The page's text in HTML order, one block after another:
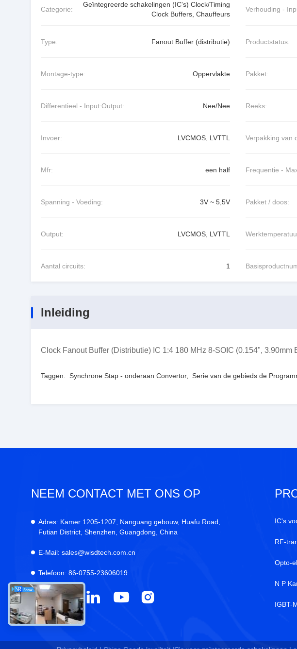
Categorie:
Geïntegreerde schakelingen (IC's) Clock/Timing
Clock Buffers, Chauffeurs
Verhouding -
Type: Fanout Buffer (distributie) Productstatus:
Montage-type: Oppervlakte Pakket:
Differentieel - Input:Output: Nee/Nee Reeks:
Invoer: LVCMOS, LVTTL Verpakking van
Mfr: een half Frequentie -
Spanning - Voeding: 3V ~ 5,5V Pakket / doos:
Output: LVCMOS, LVTTL
Aantal circuits: 1
Inleiding
Clock Fanout Buffer (Distributie) IC 1:4 180 MHz 8-SOIC (0.154", 3.90mm
Taggen: Synchrone Stap - onderaan Convertor, Serie van de gebieds de
NEEM CONTACT MET ONS OP
Adres: Kamer 1205-1207, Nanguang gebouw, Huafu Road,
Futian District, Shenzhen, Guangdong, China
E-Mail: sales@wisdtech.com.cn
Telefoon: 86-0755-23606019
IC's
RF-
Opto-
N P
IGBT-